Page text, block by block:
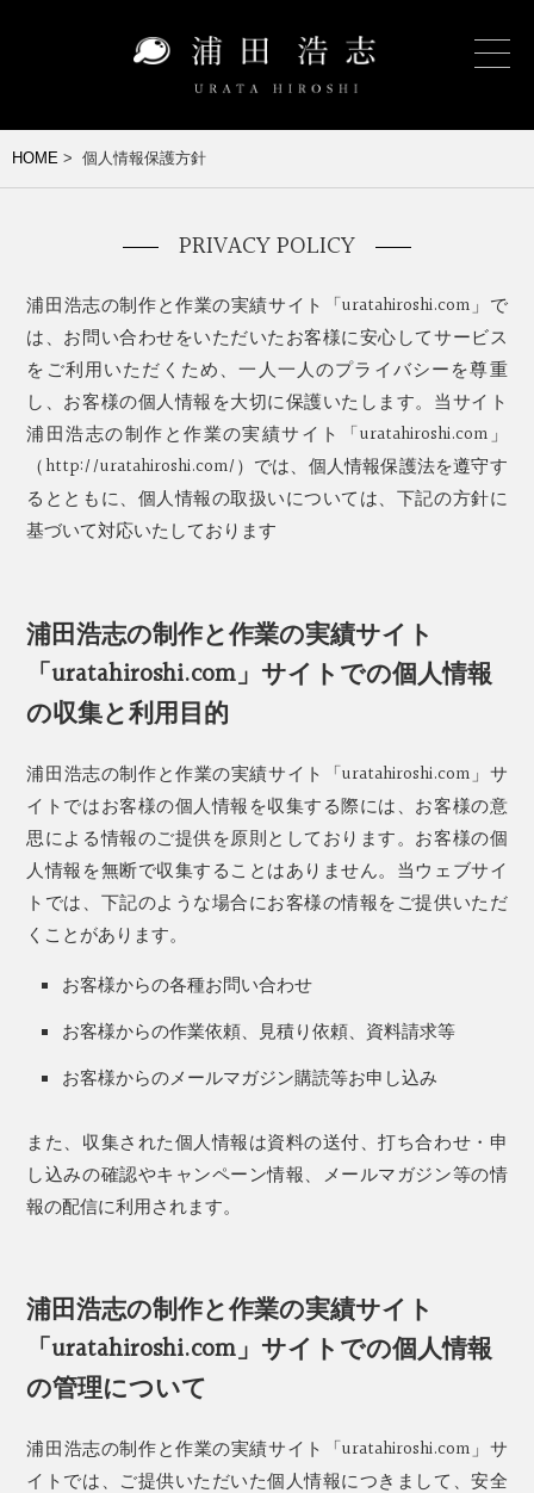
HOME > 個人情報保護方針
PRIVACY POLICY
浦田浩志の制作と作業の実績サイト「uratahiroshi.com」で
は、お問い合わせをいただいたお客様に安心してサービス
をご利用いただくため、一人一人のプライバシーを尊重
し、お客様の個人情報を大切に保護いたします。当サイト
浦田浩志の制作と作業の実績サイト「uratahiroshi.com」
（http://uratahiroshi.com/）では、個人情報保護法を遵守す
るとともに、個人情報の取扱いについては、下記の方針に
基づいて対応いたしております
浦田浩志の制作と作業の実績サイト
「uratahiroshi.com」サイトでの個人情報
の収集と利用目的
浦田浩志の制作と作業の実績サイト「uratahiroshi.com」サ
イトではお客様の個人情報を収集する際には、お客様の意
思による情報のご提供を原則としております。お客様の個
人情報を無断で収集することはありません。当ウェブサイ
トでは、下記のような場合にお客様の情報をご提供いただ
くことがあります。
お客様からの各種お問い合わせ
お客様からの作業依頼、見積り依頼、資料請求等
お客様からのメールマガジン購読等お申し込み
また、収集された個人情報は資料の送付、打ち合わせ・申
し込みの確認やキャンペーン情報、メールマガジン等の情
報の配信に利用されます。
浦田浩志の制作と作業の実績サイト
「uratahiroshi.com」サイトでの個人情報
の管理について
浦田浩志の制作と作業の実績サイト「uratahiroshi.com」サ
イトでは、ご提供いただいた個人情報につきまして、安全